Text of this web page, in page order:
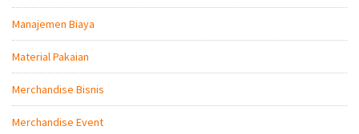
Manajemen Biaya
Material Pakaian
Merchandise Bisnis
Merchandise Event